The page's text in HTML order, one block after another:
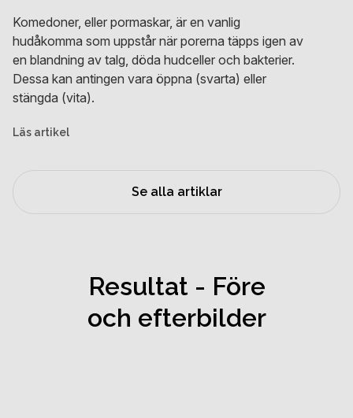
Komedoner, eller pormaskar, är en vanlig
hudåkomma som uppstår när porerna täpps igen av
en blandning av talg, döda hudceller och bakterier.
Dessa kan antingen vara öppna (svarta) eller
stängda (vita).
Läs artikel
Se alla artiklar
Resultat - Före
och efterbilder